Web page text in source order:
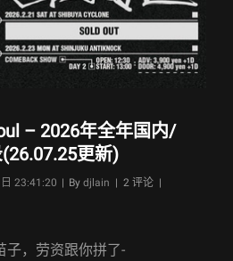
– 2026年全年国内/
更新)
23:41:20 | By Byline
djlain | 2 评论 |
子，劳资跟你拼了-